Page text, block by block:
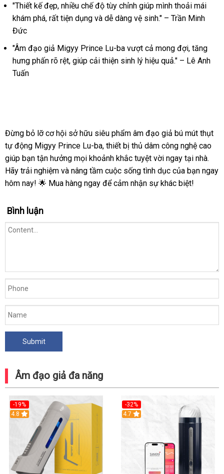
Migyy
Prince
Lu-
Bú
Mút
Thụt
"Thiết kế đẹp, nhiều chế độ tùy chỉnh giúp mình thoải mái
khám phá, rất tiện dụng và dễ dàng vệ sinh." – Trần Minh
Đức
"Âm đạo giả Migyy Prince Lu-ba vượt cả mong đợi, tăng
hưng phấn rõ rệt, giúp cải thiện sinh lý hiệu quả." – Lê Anh
Tuấn
Đừng bỏ lỡ cơ hội sở hữu siêu phẩm âm đạo giả bú mút thụt
tự động Migyy Prince Lu-ba, thiết bị thủ dâm công nghệ cao
giúp bạn tận hưởng mọi khoảnh khắc tuyệt vời ngay tại nhà.
Hãy trải nghiệm và nâng tầm cuộc sống tình dục của bạn ngay
hôm nay! 🌟 Mua hàng ngay để cảm nhận sự khác biệt!
Bình luận
Âm đạo giả đa năng
-19%
Hot
4.8
-32%
Hot
4.7